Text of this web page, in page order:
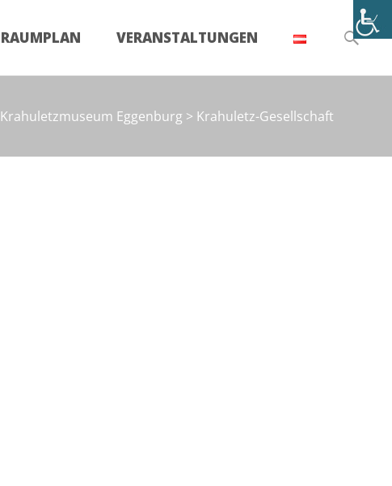
RAUMPLAN VERANSTALTUNGEN
Suchen
Krahuletzmuseum Eggenburg > Krahuletz-Gesellschaft